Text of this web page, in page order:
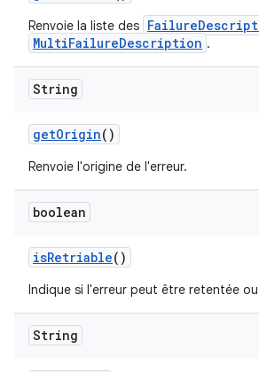
Renvoie la liste des
MultiFailureDescription .
String
getOrigin()
Renvoie l'origine de l'erreur.
boolean
isRetriable()
Indique si l'erreur peut être retentée
String